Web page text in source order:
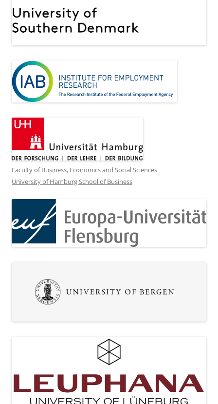
Faculty of Business, Economics and Social Sciences
University of Hamburg School of Business